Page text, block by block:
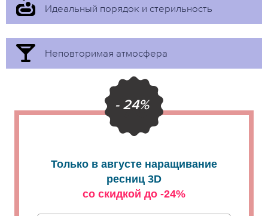
Идеальный порядок и стерильность
Неповторимая атмосфера
- 24%
Только в августе наращивание
ресниц 3D
со скидкой до -24%